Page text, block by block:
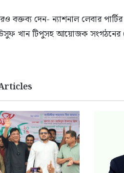
বক্তব্য দেন- ন্যাশনাল লেবার
খান টিপুসহ আয়োজক সংগঠনের